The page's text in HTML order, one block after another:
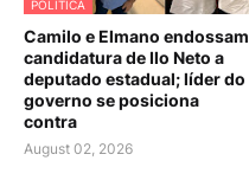
POLITICA
Camilo e Elmano endossam
candidatura de Ilo Neto a
deputado estadual; líder do
governo se posiciona
contra
August 02, 2026